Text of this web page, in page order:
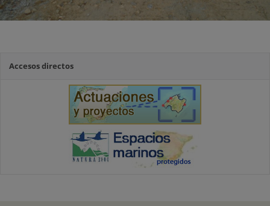
Accesos directos